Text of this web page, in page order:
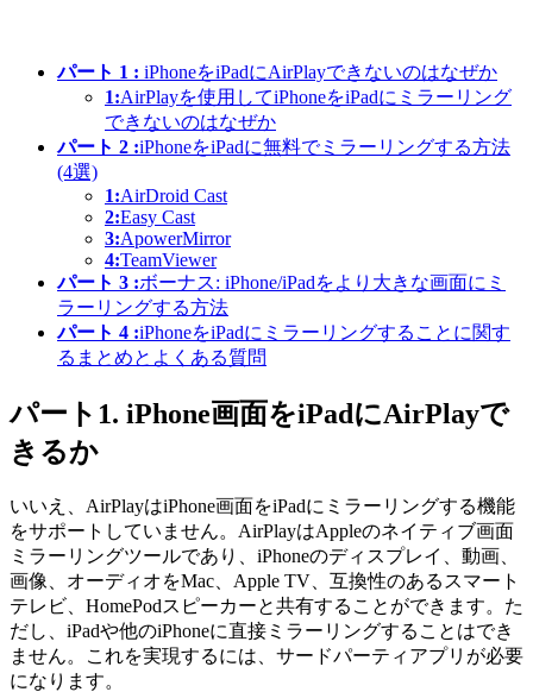
パート 1 : iPhoneをiPadにAirPlayできないのはなぜか
1:AirPlayを使用してiPhoneをiPadにミラーリング
できないのはなぜか
パート 2 :iPhoneをiPadに無料でミラーリングする方法
(4選)
1:AirDroid Cast
2:Easy Cast
3:ApowerMirror
4:TeamViewer
パート 3 :ボーナス: iPhone/iPadをより大きな画面にミ
ラーリングする方法
パート 4 :iPhoneをiPadにミラーリングすることに関す
るまとめとよくある質問
パート1. iPhone画面をiPadにAirPlayで
きるか
いいえ、AirPlayはiPhone画面をiPadにミラーリングする機能
をサポートしていません。AirPlayはAppleのネイティブ画面
ミラーリングツールであり、iPhoneのディスプレイ、動画、
画像、オーディオをMac、Apple TV、互換性のあるスマート
テレビ、HomePodスピーカーと共有することができます。た
だし、iPadや他のiPhoneに直接ミラーリングすることはでき
ません。これを実現するには、サードパーティアプリが必要
になります。